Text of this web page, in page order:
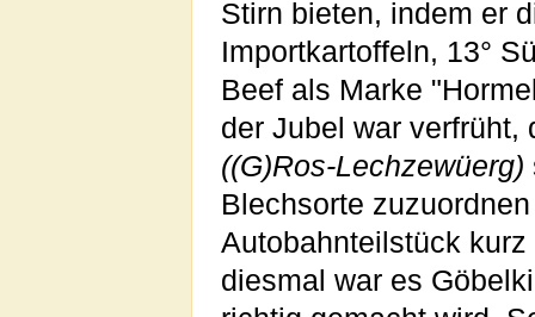
Stirn bieten, indem er
Importkartoffeln, 13°
Beef als Marke
der Jubel war verfrüht,
((G)Ros-Lechzewüerg)
Blechsorte
Autobahnteilstück
diesmal war es